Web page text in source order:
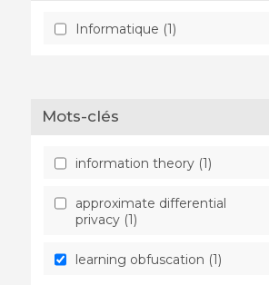
Informatique (1)
Mots-clés
information theory (1)
approximate differential
privacy (1)
learning obfuscation (1)